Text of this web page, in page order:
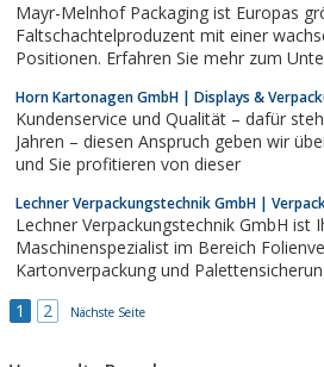
Mayr-Melnhof Packaging ist Europas
Faltschachtelproduzent mit einer
Positionen. Erfahren Sie mehr zum
Horn Kartonagen GmbH | Displays &
Kundenservice und Qualität – dafür
Jahren – diesen Anspruch geben wir
und Sie profitieren von dieser
Lechner Verpackungstechnik GmbH |
Lechner Verpackungstechnik GmbH ist
Maschinenspezialist im Bereich
Kartonverpackung und
1
2 Nächste Seite